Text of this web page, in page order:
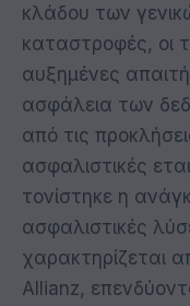
κλάδου των
καταστροφές, οι
αυξημένες
ασφάλεια των
από τις
ασφαλιστικές
τονίστηκε η
ασφαλιστικές
χαρακτηρίζεται
Allianz,